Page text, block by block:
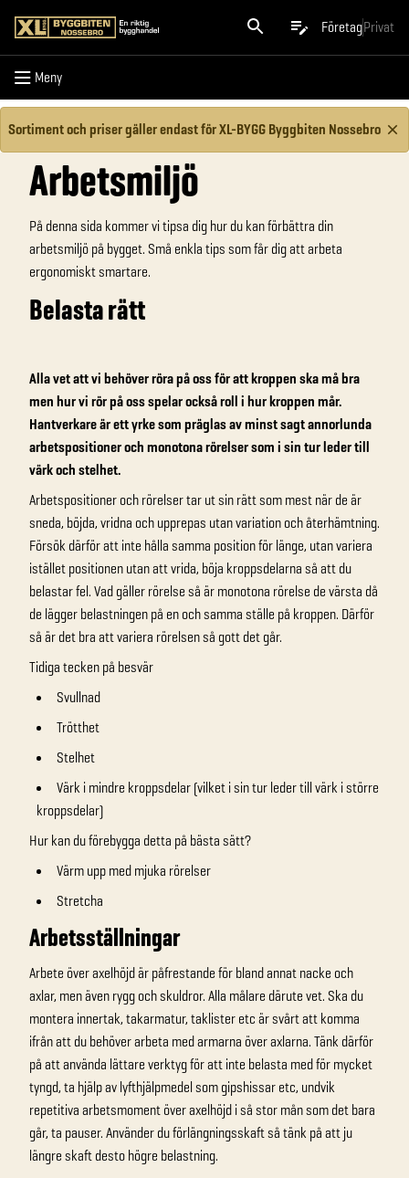
FöretagPrivat
Meny
Meny
Sortiment och priser gäller endast för XL-BYGG Byggbiten Nossebro
Arbetsmiljö
På denna sida kommer vi tipsa dig hur du kan förbättra din
arbetsmiljö på bygget. Små enkla tips som får dig att arbeta
ergonomiskt smartare.
Belasta rätt
Alla vet att vi behöver röra på oss för att kroppen ska må bra
men hur vi rör på oss spelar också roll i hur kroppen mår.
Hantverkare är ett yrke som präglas av minst sagt annorlunda
arbetspositioner och monotona rörelser som i sin tur leder till
värk och stelhet.
Arbetspositioner och rörelser tar ut sin rätt som mest när de är
sneda, böjda, vridna och upprepas utan variation och återhämtning.
Försök därför att inte hålla samma position för länge, utan variera
istället positionen utan att vrida, böja kroppsdelarna så att du
belastar fel. Vad gäller rörelse så är monotona rörelse de värsta då
de lägger belastningen på en och samma ställe på kroppen. Därför
så är det bra att variera rörelsen så gott det går.
Tidiga tecken på besvär
Svullnad
Trötthet
Stelhet
Värk i mindre kroppsdelar (vilket i sin tur leder till värk i större
kroppsdelar)
Hur kan du förebygga detta på bästa sätt?
Värm upp med mjuka rörelser
Stretcha
Arbetsställningar
Arbete över axelhöjd är påfrestande för bland annat nacke och
axlar, men även rygg och skuldror. Alla målare därute vet. Ska du
montera innertak, takarmatur, taklister etc är svårt att komma
ifrån att du behöver arbeta med armarna över axlarna. Tänk därför
på att använda lättare verktyg för att inte belasta med för mycket
tyngd, ta hjälp av lyfthjälpmedel som gipshissar etc, undvik
repetitiva arbetsmoment över axelhöjd i så stor mån som det bara
går, ta pauser. Använder du förlängningsskaft så tänk på att ju
längre skaft desto högre belastning.